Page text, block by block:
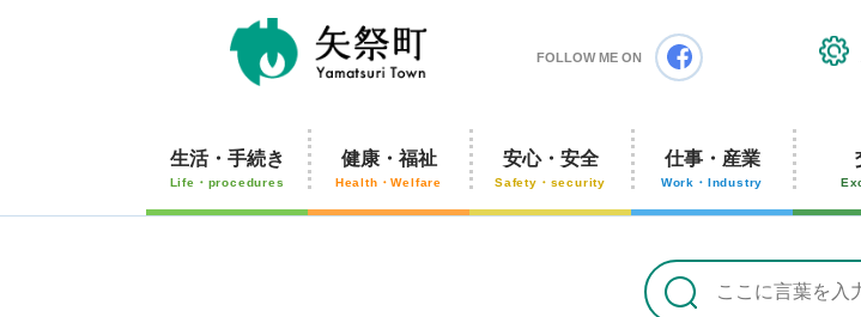
矢祭町ホームページ
FOLLOW ME ON Facebook
生活・手続き
Life・procedures
健康・福祉
Health・Welfare
安心・安全
Safety・security
仕事・産業
Work・Industry